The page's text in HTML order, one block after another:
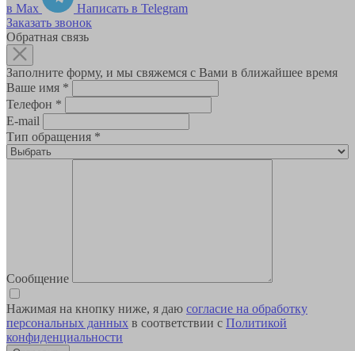
в Max
Написать в Telegram
Заказать звонок
Обратная связь
Заполните форму, и мы свяжемся с Вами в ближайшее время
Ваше имя *
Телефон *
E-mail
Тип обращения *
Сообщение
Нажимая на кнопку ниже, я даю согласие на обработку
персональных данных в соответствии с Политикой
конфиденциальности